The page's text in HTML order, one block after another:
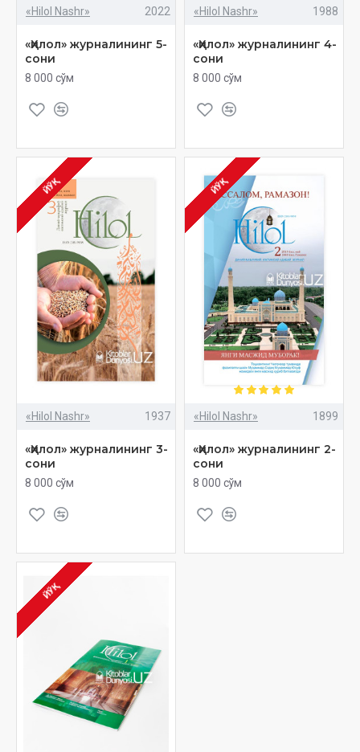
«Hilol Nashr» 2022
«Ҳилол» журналининг 5-
сони
8 000 сўм
«Hilol Nashr» 1988
«Ҳилол» журналининг 4-
сони
8 000 сўм
ЙЎҚ
«Hilol Nashr» 1937
«Ҳилол» журналининг 3-
сони
8 000 сўм
ЙЎҚ
«Hilol Nashr» 1899
«Ҳилол» журналининг 2-
сони
8 000 сўм
ЙЎҚ